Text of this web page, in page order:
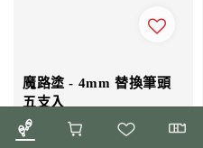
魔路塗 - 4mm 替換筆頭
五支入
Sale
price
NT$ 80 -NT$ 120 Regular
NT$ 90 NT$ 130